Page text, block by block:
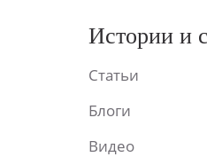
Истории и
Статьи
Блоги
Видео